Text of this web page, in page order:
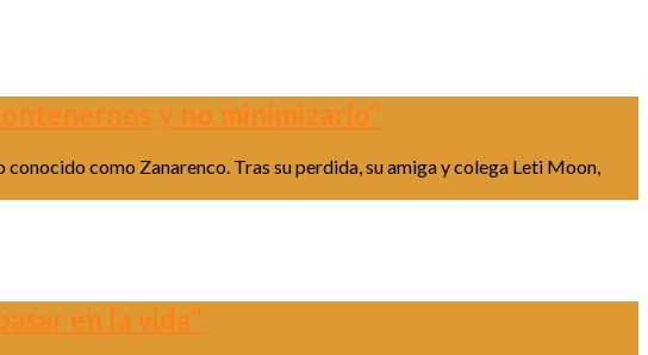
y no minimizarlo”
como Zanarenco. Tras su perdida, su amiga y colega Leti Moon,
en la vida"